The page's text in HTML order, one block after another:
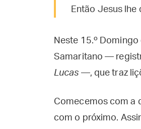
Então Jesus lhe
Neste 15.º
Samaritano —
Lucas —, que traz
Comecemos com a
com o próximo.